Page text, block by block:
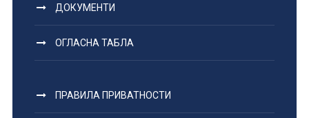
ДОКУМЕНТИ
ОГЛАСНА ТАБЛА
ПРАВИЛА ПРИВАТНОСТИ